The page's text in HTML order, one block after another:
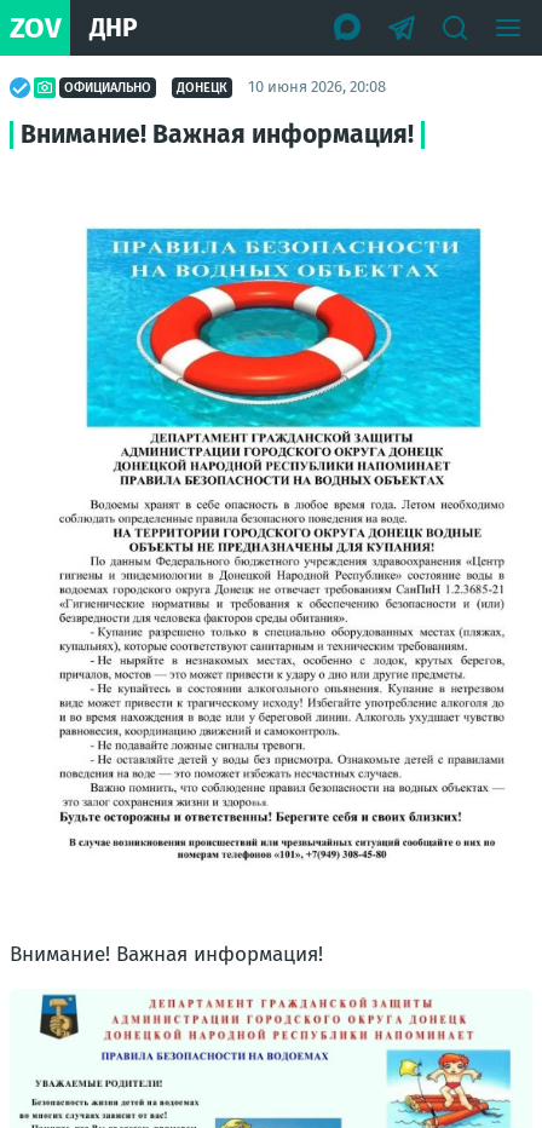
ZOV ДНР
ОФИЦИАЛЬНО ДОНЕЦК 10 июня 2026, 20:08
Внимание! Важная информация!
Внимание! Важная информация!